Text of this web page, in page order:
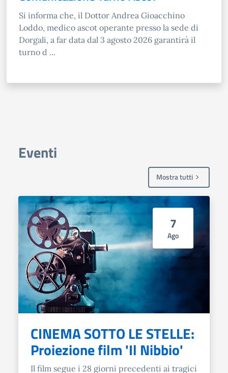
Si informa che, il Dottor Andrea Gioacchino
Loddo, medico ascot operante presso la sede di
Dorgali, a far data dal 3 agosto 2026 garantirà il
turno d ...
Eventi
Mostra tutti
7
Ago
CINEMA SOTTO LE STELLE:
Proiezione film 'Il Nibbio'
Il film segue i 28 giorni precedenti ai tragici